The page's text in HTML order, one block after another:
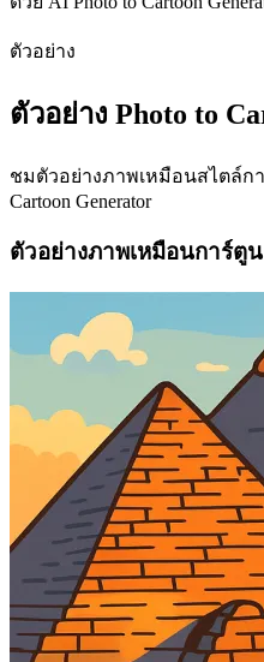
ตัวอย่าง
ตัวอย่าง Photo to
ชมตัวอย่างภาพเหมือนสไตล์ก
Cartoon Generator
ตัวอย่างภาพเหมือนการ์ตูน